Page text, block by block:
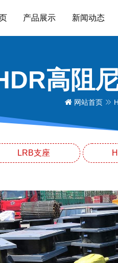
产品展示 新闻动态
高阻
网站首页
LRB支座